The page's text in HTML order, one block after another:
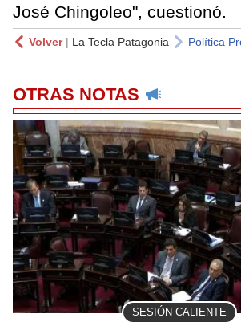
José Chingoleo", cuestionó.
Volver| La Tecla Patagonia Política
OTRAS NOTAS
SESIÓN CALIENTE